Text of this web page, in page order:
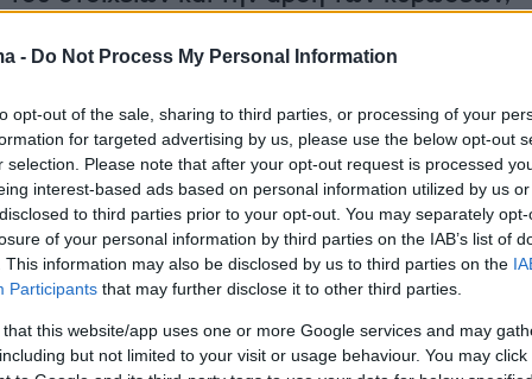
- Do Not Process My Personal Information
opt-out of the sale, sharing to third parties, or processing of your
for targeted advertising by us, please use the below opt-out
selection. Please note that after your opt-out request is processed
interest-based ads based on personal information utilized by us
to third parties prior to your opt-out. You may separately
of your personal information by third parties on the IAB’s list of
This information may also be disclosed by us to third parties on the
Participants that may further disclose it to other third parties.
that this website/app uses one or more Google services and may
but not limited to your visit or usage behaviour. You may
του Μνημονίου Συνεργασίας ή με την ίδια
οικονομικά για τη συμμόρφωσή τουςμε τις
που απορρέουν από τη συμφωνία. Επομένως,
το πυρηνικό υλικό όπως υποσχέθηκαν, θα
Αν αποσυναρμολογήσουν το πυρηνικό τους
πυρηνικές τους εγκαταστάσεις, θα πάρουν
ο αξιωματούχος.